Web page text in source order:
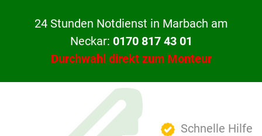
24 Stunden Notdienst in Marbach am
Neckar: 0170 817 43 01
Durchwahl direkt zum Monteur
Schnelle Hilfe